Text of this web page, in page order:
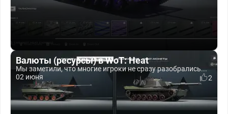
Валюты (ресурсы) в WoT: Heat
Мы заметили, что многие игроки не сразу разобрались...
02 июня
2